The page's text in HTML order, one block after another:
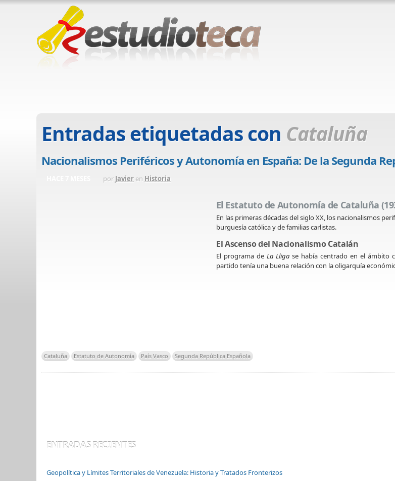
Entradas etiquetadas con Cataluña
Nacionalismos Periféricos y Autonomía en España: De la Segunda
por Javier en Historia
El Estatuto de Autonomía de Cataluña
En las primeras décadas del siglo XX, los nacionalismos
burguesía católica y de familias carlistas.
El Ascenso del Nacionalismo Catalán
El programa de La Lliga se había centrado en el ámbito
partido tenía una buena relación con la oligarquía
Cataluña Estatuto de Autonomía País Vasco Segunda República Española
ENTRADAS RECIENTES
Geopolítica y Límites Territoriales de Venezuela: Historia y Tratados Fronterizos